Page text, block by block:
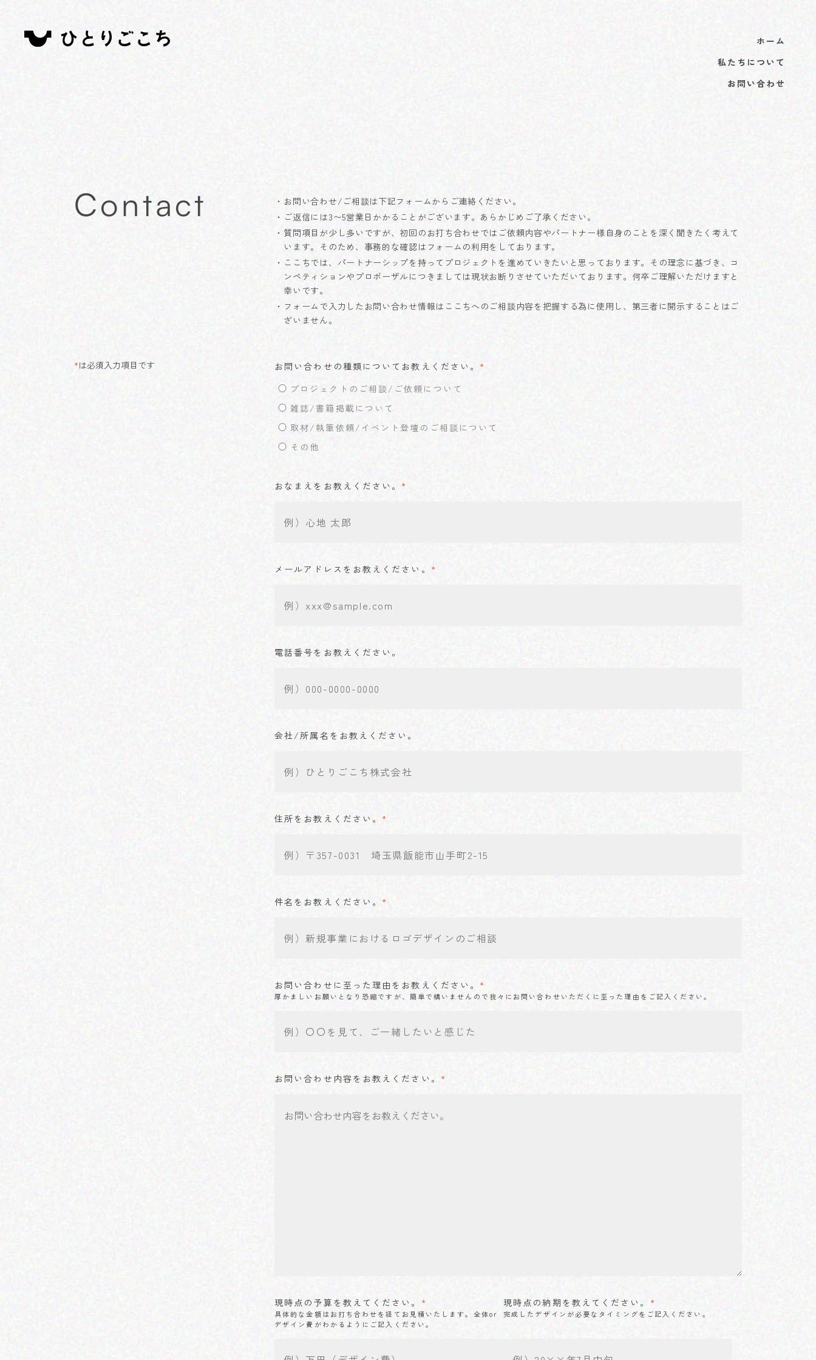
ホーム
私たちについて
お問い合わせ
Contact
お問い合わせ/ご相談は下記フォームからご連絡ください。
ご返信には3〜5営業日かかることがございます。あらかじめご了承ください。
質問項目が少し多いですが、初回のお打ち合わせではご依頼内容やパートナー様自身のことを深く聞きたく考えて
います。そのため、事務的な確認はフォームの利用をしております。
ここちでは、パートナーシップを持ってプロジェクトを進めていきたいと思っております。その理念に基づき、コ
ンペティションやプロポーザルにつきましては現状お断りさせていただいております。何卒ご理解いただけますと
幸いです。
フォームで入力したお問い合わせ情報はここちへのご相談内容を把握する為に使用し、第三者に開示することはご
ざいません。
*は必須入力項目です お問い合わせの種類についてお教えください。 *
プロジェクトのご相談/ご依頼について
雑誌/書籍掲載について
取材/執筆依頼/イベント登壇のご相談について
その他
おなまえをお教えください。 *
メールアドレスをお教えください。 *
電話番号をお教えください。
会社/所属名をお教えください。
住所をお教えください。 *
件名をお教えください。 *
お問い合わせに至った理由をお教えください。 *
厚かましいお願いとなり恐縮ですが、簡単で構いませんので我々にお問い合わせいただくに至った理由をご記入ください。
お問い合わせ内容をお教えください。 *
現時点の予算を教えてください。 *
具体的な金額はお打ち合わせを経てお見積いたします。全体or
デザイン費がわかるようにご記入ください。
現時点の納期を教えてください。 *
完成したデザインが必要なタイミングをご記入ください。